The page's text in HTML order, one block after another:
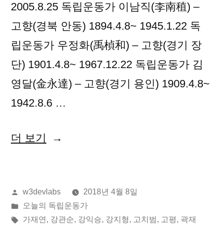
2005.8.25 독립운동가 이남직(李南稙) –
고향(경북 안동) 1894.4.8~ 1945.1.22 독
립운동가 우정화(禹楨和) – 고향(경기 장
단) 1901.4.8~ 1967.12.22 독립운동가 김
영달(金永達) – 고향(경기 용인) 1909.4.8~
1942.8.6 …
더 보기 “2018
월
08
올
린
이:
w3devlabs
2018년 4월 8일
게
시
오늘의 독립운동가
태
가재연 , 강관순, 강익승, 강지형, 고치범, 고평, 곽재